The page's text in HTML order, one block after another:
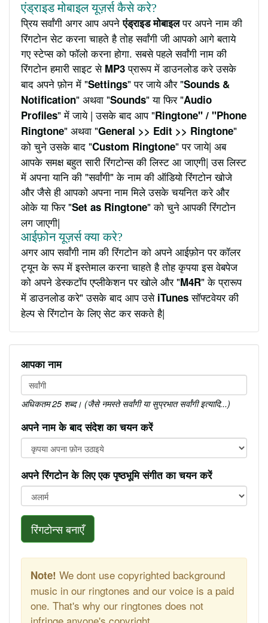
एंड्राइड मोबाइल यूज़र्स कैसे करे?
प्रिय सर्वांगी अगर आप अपनेएंड्राइड मोबाइलपर अपने नाम की
रिंगटोन सेट करना चाहते है तोह सर्वांगी जी आपको आगे बताये
गए स्टेप्स को फॉलो करना होगा. सबसे पहले सर्वांगी नाम की
रिंगटोन हमारी साइट से MP3प्रारूप में डाउनलोड करे उसके
बाद अपने फ़ोन में "Settings" पर जाये और "Sounds &
Notification" अथवा "Sounds" या फिर "Audio
Profiles" में जाये | उसके बाद आप "Ringtone" / "Phone
Ringtone" अथवा "General >> Edit >> Ringtone"
को चुने उसके बाद "Custom Ringtone" पर जाये| अब
आपके समक्ष बहुत सारी रिंगटोन्स की लिस्ट आ जाएगी| उस लिस्ट
में अपना यानि की "सर्वांगी" के नाम की ऑडियो रिंगटोन खोजे
और जैसे ही आपको अपना नाम मिले उसके चयनित करे और
ओके या फिर "Set as Ringtone" को चुने आपकी रिंगटोन
लग जाएगी|
आईफ़ोन यूज़र्स क्या करे?
अगर आप सर्वांगी नाम की रिंगटोन को अपने आईफ़ोन पर कॉलर
ट्यून के रूप में इस्तेमाल करना चाहते है तोह कृपया इस वेबपेज
को अपने डेस्कटॉप एप्लीकेशन पर खोले और "M4R" के प्रारूप
में डाउनलोड करे" उसके बाद आप उसे iTunesसॉफ्टवेयर की
हेल्प से रिंगटोन के लिए सेट कर सकते है|
आपका नाम
अधिकतम 25 शब्द। (जैसे नमस्ते सर्वांगी या सुप्रभात सर्वांगी इत्यादि...)
अपने नाम के बाद संदेश का चयन करें
अपने रिंगटोन के लिए एक पृष्ठभूमि संगीत का चयन करें
रिंगटोन्स बनाएँ
Note! We dont use copyrighted background
music in our ringtones and our voice is a paid
one. That's why our ringtones does not
infringe anyone's copyright.